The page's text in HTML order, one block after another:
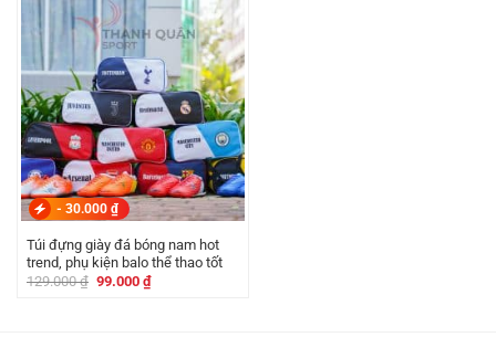
- 30.000 ₫
Túi đựng giày đá bóng nam hot
trend, phụ kiện balo thể thao tốt
129.000₫ Giá
99.000 ₫Giá
hiện